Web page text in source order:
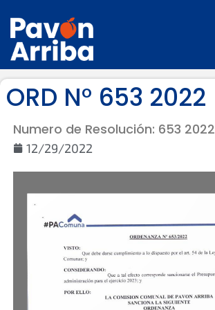
Inicio
Nuestro Pueblo
Trámites
Reuniones de Comisión
ORD N° 653 2022
Numero de Resolución: 653 2022
12/29/2022